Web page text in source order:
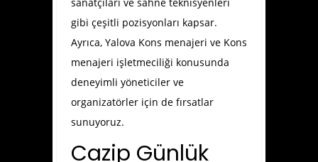
gibi çeşitli pozisyonları kapsar.
Ayrıca, Yalova Kons menajeri ve Kons
menajeri işletmeciliği konusunda
deneyimli yöneticiler ve
organizatörler için de fırsatlar
sunuyoruz.
Cazip Günlük